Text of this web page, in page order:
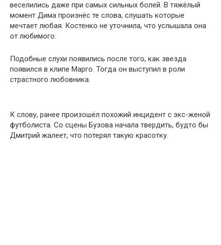
веселились даже при самых сильных болей. В тяжёлый
момент Дима произнёс те слова, слушать которые
мечтает любая. Костенко не уточнила, что услышала она
от любимого.
Подобные слухи появились после того, как звезда
появился в клипе Марго. Тогда он выступил в роли
страстного любовника.
К слову, ранее произошёл похожий инцидент с экс-женой
футболиста. Со сцены Бузова начала твердить, будто бы
Дмитрий жалеет, что потерял такую красотку.